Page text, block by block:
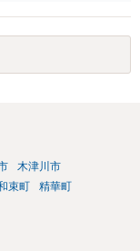
していることは、被
す。 また、前科前歴
とまでは言えず、有
適切に提出すること
木津川市
束町
精華町